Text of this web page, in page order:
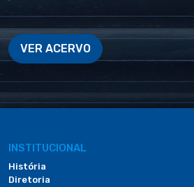
VER ACERVO
INSTITUCIONAL
História
Diretoria